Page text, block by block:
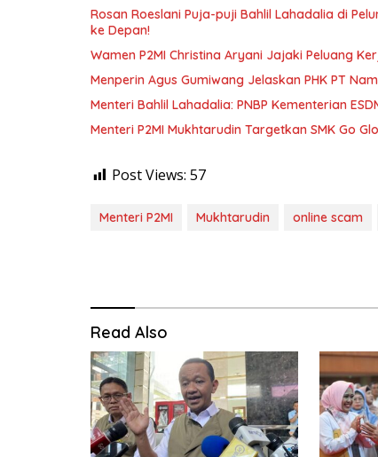
Rosan Roeslani Puja-puji Bahlil Lahadalia di
ke Depan!
Wamen P2MI Christina Aryani Jajaki Peluang
Menperin Agus Gumiwang Jelaskan PHK PT
Menteri Bahlil Lahadalia: PNBP Kementerian
Menteri P2MI Mukhtarudin Targetkan SMK Go
Post Views: 57
Menteri P2MI Mukhtarudin online scam
Read Also